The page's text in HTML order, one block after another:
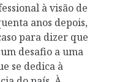
à visão de
anos depois,
para dizer que
desafio a uma
se dedica à